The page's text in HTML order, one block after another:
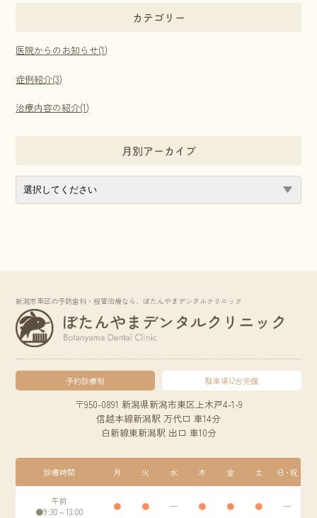
カテゴリー
医院からのお知らせ(1)
症例紹介(3)
治療内容の紹介(1)
月別アーカイブ
新潟市東区の予防歯科・根管治療なら、ぼたんやまデンタルクリニック
予約診療制 駐車場12台完備
〒950-0891 新潟県新潟市東区上木戸4-1-9
信越本線新潟駅 万代口 車14分
白新線東新潟駅 出口 車10分
診療時間 月 火 水 木 金 土 日・祝
午前
●9:30～13:00
● ● ─ ● ● ● ─